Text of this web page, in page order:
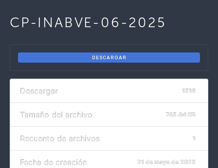
CP-INABVE-06-2025
DESCARGAR
Descargar 1516
Tamaño del archivo 745.04 KB
Recuento de archivos 1
Fecha de creación 21 de mayo de 2025